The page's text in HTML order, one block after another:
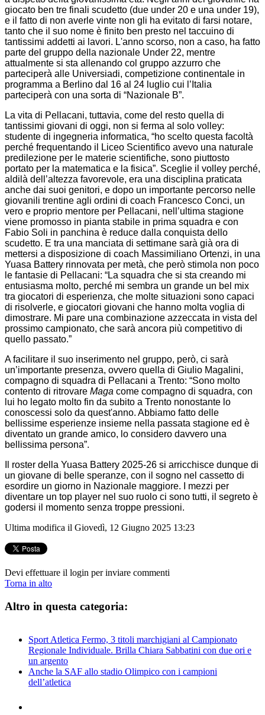
giocato ben tre finali scudetto (due under 20 e una under 19),
e il fatto di non averle vinte non gli ha evitato di farsi notare,
tanto che il suo nome è finito ben presto nel taccuino di
tantissimi addetti ai lavori. L'anno scorso, non a caso, ha fatto
parte del gruppo della nazionale Under 22, mentre
attualmente si sta allenando col gruppo azzurro che
parteciperà alle Universiadi, competizione continentale in
programma a Berlino dal 16 al 24 luglio cui l’Italia
parteciperà con una sorta di “Nazionale B”.
La vita di Pellacani, tuttavia, come del resto quella di
tantissimi giovani di oggi, non si ferma al solo volley:
studente di ingegneria informatica, “ho scelto questa facoltà
perché frequentando il Liceo Scientifico avevo una naturale
predilezione per le materie scientifiche, sono piuttosto
portato per la matematica e la fisica”. Sceglie il volley perché,
aldilà dell’altezza favorevole, era una disciplina praticata
anche dai suoi genitori, e dopo un importante percorso nelle
giovanili trentine agli ordini di coach Francesco Conci, un
vero e proprio mentore per Pellacani, nell’ultima stagione
viene promosso in pianta stabile in prima squadra e con
Fabio Soli in panchina è reduce dalla conquista dello
scudetto. E tra una manciata di settimane sarà già ora di
mettersi a disposizione di coach Massimiliano Ortenzi, in una
Yuasa Battery rinnovata per metà, che però stimola non poco
le fantasie di Pellacani: “La squadra che si sta creando mi
entusiasma molto, perché mi sembra un grande un bel mix
tra giocatori di esperienza, che molte situazioni sono capaci
di risolverle, e giocatori giovani che hanno molta voglia di
dimostrare. Mi pare una combinazione azzeccata in vista del
prossimo campionato, che sarà ancora più competitivo di
quello passato.”
A facilitare il suo inserimento nel gruppo, però, ci sarà
un’importante presenza, ovvero quella di Giulio Magalini,
compagno di squadra di Pellacani a Trento: “Sono molto
contento di ritrovare Maga come compagno di squadra, con
lui ho legato molto fin da subito a Trento nonostante lo
conoscessi solo da quest'anno. Abbiamo fatto delle
bellissime esperienze insieme nella passata stagione ed è
diventato un grande amico, lo considero davvero una
bellissima persona”.
Il roster della Yuasa Battery 2025-26 si arricchisce dunque di
un giovane di belle speranze, con il sogno nel cassetto di
esordire un giorno in Nazionale maggiore. I mezzi per
diventare un top player nel suo ruolo ci sono tutti, il segreto è
godersi il momento senza troppe pressioni.
Ultima modifica il Giovedì, 12 Giugno 2025 13:23
Devi effettuare il login per inviare commenti
Torna in alto
Altro in questa categoria:
Sport Atletica Fermo, 3 titoli marchigiani al Campionato
Regionale Individuale. Brilla Chiara Sabbatini con due ori e
un argento
Anche la SAF allo stadio Olimpico con i campioni
dell’atletica